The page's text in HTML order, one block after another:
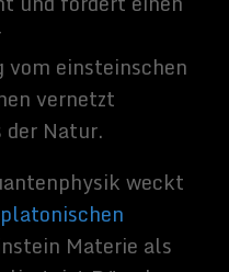
nur
weiß
in
jetzt